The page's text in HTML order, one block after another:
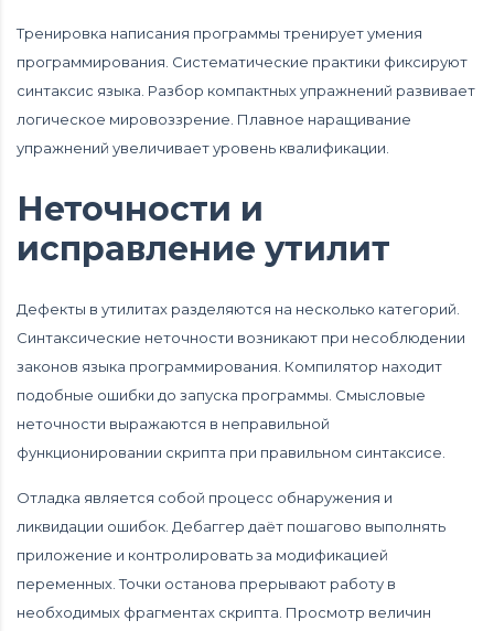
Тренировка написания программы тренирует умения
программирования. Систематические практики фиксируют
синтаксис языка. Разбор компактных упражнений развивает
логическое мировоззрение. Плавное наращивание
упражнений увеличивает уровень квалификации.
Неточности и
исправление утилит
Дефекты в утилитах разделяются на несколько категорий.
Синтаксические неточности возникают при несоблюдении
законов языка программирования. Компилятор находит
подобные ошибки до запуска программы. Смысловые
неточности выражаются в неправильной
функционировании скрипта при правильном синтаксисе.
Отладка является собой процесс обнаружения и
ликвидации ошибок. Дебаггер даёт пошагово выполнять
приложение и контролировать за модификацией
переменных. Точки останова прерывают работу в
необходимых фрагментах скрипта. Просмотр величин